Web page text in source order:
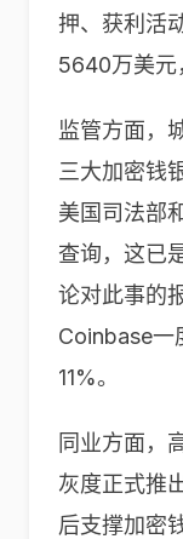
押、获利活
5640万美元
监管方面，
三大加密钱
美国司法部
查询，这已
论对此事的
Coinbase一
11%。
同业方面，
灰度正式推
后支撑加密